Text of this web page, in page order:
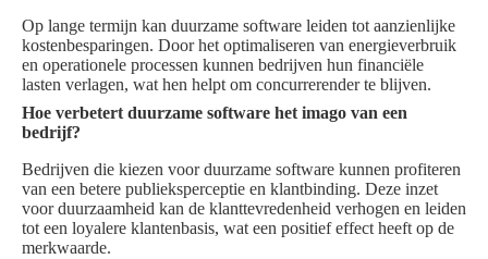
Op lange termijn kan duurzame software leiden tot aanzienlijke
kostenbesparingen. Door het optimaliseren van energieverbruik
en operationele processen kunnen bedrijven hun financiële
lasten verlagen, wat hen helpt om concurrerender te blijven.
Hoe verbetert duurzame software het imago van een
bedrijf?
Bedrijven die kiezen voor duurzame software kunnen profiteren
van een betere publieksperceptie en klantbinding. Deze inzet
voor duurzaamheid kan de klanttevredenheid verhogen en leiden
tot een loyalere klantenbasis, wat een positief effect heeft op de
merkwaarde.